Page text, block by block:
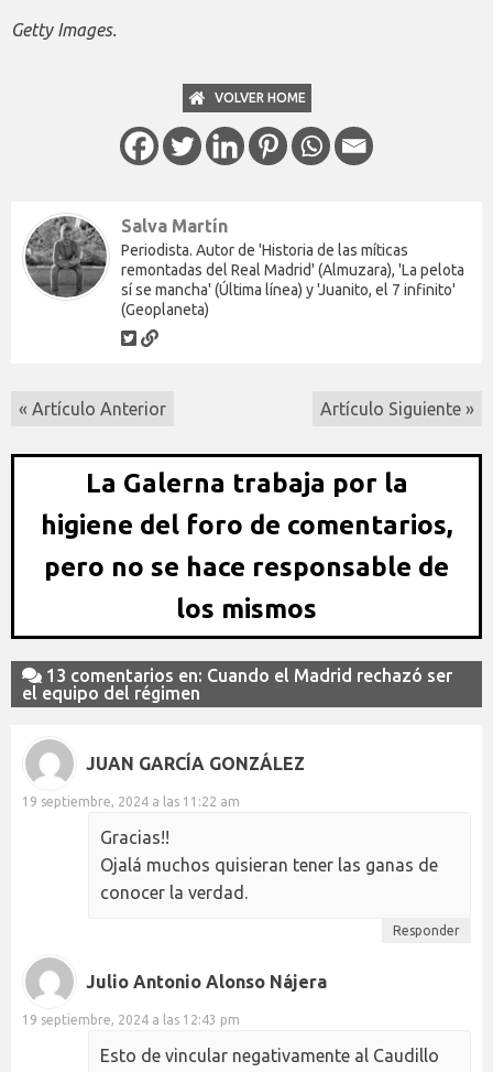
Getty Images.
VOLVER HOME
Salva Martín
Periodista. Autor de 'Historia de las míticas
remontadas del Real Madrid' (Almuzara), 'La pelota
sí se mancha' (Última línea) y 'Juanito, el 7 infinito'
(Geoplaneta)
« Artículo Anterior Artículo Siguiente »
La Galerna trabaja por la
higiene del foro de comentarios,
pero no se hace responsable de
los mismos
13 comentarios en: Cuando el Madrid rechazó ser
el equipo del régimen
JUAN GARCÍA GONZÁLEZ
19 septiembre, 2024 a las 11:22 am
Gracias!!
Ojalá muchos quisieran tener las ganas de
conocer la verdad.
Responder
Julio Antonio Alonso Nájera
19 septiembre, 2024 a las 12:43 pm
Esto de vincular negativamente al Caudillo